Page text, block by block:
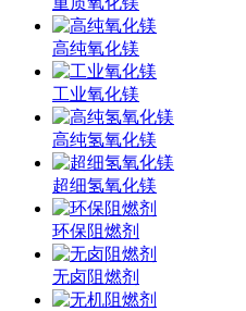
高纯氧化镁
工业氧化镁
高纯氢氧化镁
超细氢氧化镁
环保阻燃剂
无卤阻燃剂